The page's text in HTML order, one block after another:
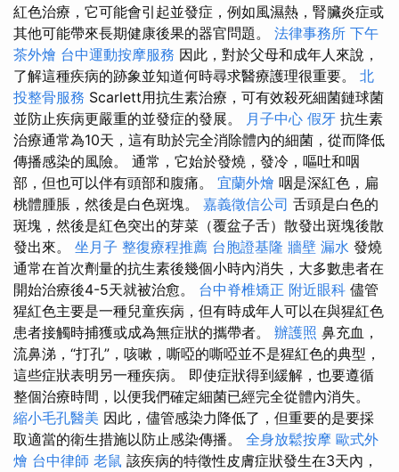
紅色治療，它可能會引起並發症，例如風濕熱，腎臟炎症或
其他可能帶來長期健康後果的器官問題。 法律事務所 下午
茶外燴 台中運動按摩服務 因此，對於父母和成年人來說，
了解這種疾病的跡象並知道何時尋求醫療護理很重要。 北
投整骨服務 Scarlett用抗生素治療，可有效殺死細菌鏈球菌
並防止疾病更嚴重的並發症的發展。 月子中心 假牙 抗生素
治療通常為10天，這有助於完全消除體內的細菌，從而降低
傳播感染的風險。 通常，它始於發燒，發冷，嘔吐和咽
部，但也可以伴有頭部和腹痛。 宜蘭外燴 咽是深紅色，扁
桃體腫脹，然後是白色斑塊。 嘉義徵信公司 舌頭是白色的
斑塊，然後是紅色突出的芽菜（覆盆子舌）散發出斑塊後散
發出來。 坐月子 整復療程推薦 台胞證基隆 牆壁 漏水 發燒
通常在首次劑量的抗生素後幾個小時內消失，大多數患者在
開始治療後4-5天就被治愈。 台中脊椎矯正 附近眼科 儘管
猩紅色主要是一種兒童疾病，但有時成年人可以在與猩紅色
患者接觸時捕獲或成為無症狀的攜帶者。 辦護照 鼻充血，
流鼻涕，“打孔”，咳嗽，嘶啞的嘶啞並不是猩紅色的典型，
這些症狀表明另一種疾病。 即使症狀得到緩解，也要遵循
整個治療時間，以便我們確定細菌已經完全從體內消失。
縮小毛孔醫美 因此，儘管感染力降低了，但重要的是要採
取適當的衛生措施以防止感染傳播。 全身放鬆按摩 歐式外
燴 台中律師 老鼠 該疾病的特徵性皮膚症狀發生在3天內，